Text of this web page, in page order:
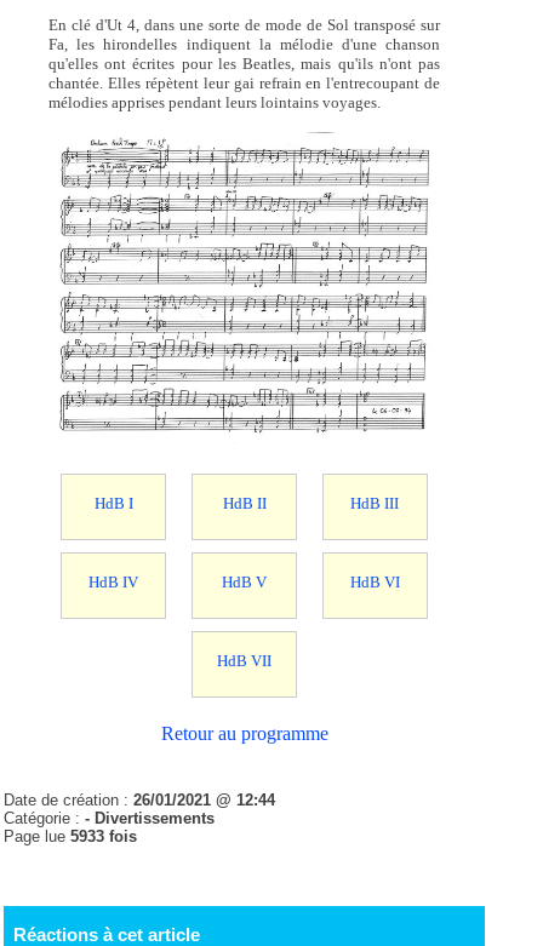
En clé d'Ut 4, dans une sorte de mode de Sol transposé sur
Fa, les hirondelles indiquent la mélodie d'une chanson
qu'elles ont écrites pour les Beatles, mais qu'ils n'ont pas
chantée. Elles répètent leur gai refrain en l'entrecoupant de
mélodies apprises pendant leurs lointains voyages.
HdB I HdB II HdB III
HdB IV HdB V HdB VI
HdB VII
Retour au programme
Date de création :26/01/2021 @ 12:44
Catégorie :- Divertissements
Page lue5933 fois
Réactions à cet article